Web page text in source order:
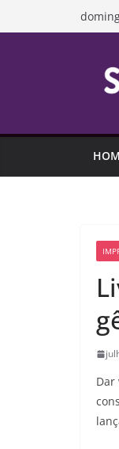
para
Dar